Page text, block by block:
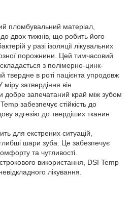
пломбувальний матеріал,
двох тижнів, що робить його
у разі ізоляції лікувальних
порожнини. Цей тимчасовий
з полімерно-цинк-
твердне в роті пацієнта упродовж
затвердіння він
запечатаний край між зубом
забезпечує стійкість до
адгезію до твердіших тканин
для екстрених ситуацій,
шари зуба. Це забезпечує
та чутливості.
використання, DSI Temp
лікування.